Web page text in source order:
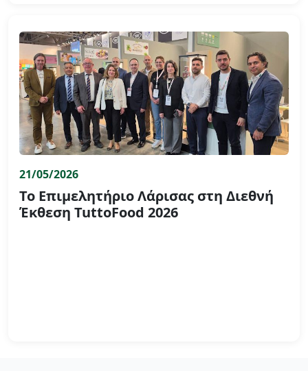
21/05/2026
Το Επιμελητήριο Λάρισας στη Διεθνή
Έκθεση TuttoFood 2026